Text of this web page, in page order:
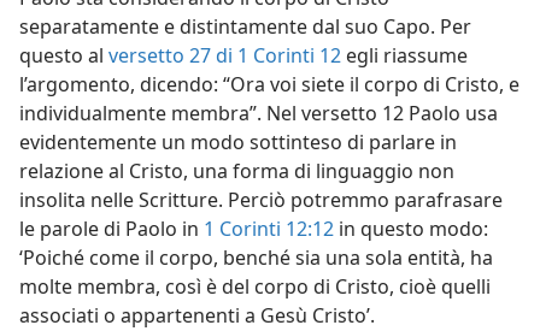
separatamente e distintamente dal suo Capo. Per
questo al versetto 27 di 1 Corinti 12 egli riassume
l’argomento, dicendo: “Ora voi siete il corpo di Cristo, e
individualmente membra”. Nel versetto 12 Paolo usa
evidentemente un modo sottinteso di parlare in
relazione al Cristo, una forma di linguaggio non
insolita nelle Scritture. Perciò potremmo parafrasare
le parole di Paolo in 1 Corinti 12:12 in questo modo:
‘Poiché come il corpo, benché sia una sola entità, ha
molte membra, così è del corpo di Cristo, cioè quelli
associati o appartenenti a Gesù Cristo’.